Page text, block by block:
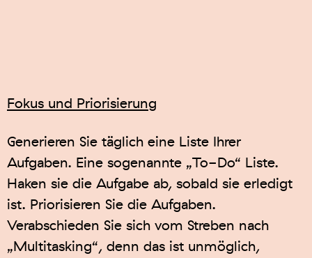
Fokus und Priorisierung
Generieren Sie täglich eine Liste Ihrer
Aufgaben. Eine sogenannte „To-Do“ Liste.
Haken sie die Aufgabe ab, sobald sie erledigt
ist. Priorisieren Sie die Aufgaben.
Verabschieden Sie sich vom Streben nach
„Multitasking“, denn das ist unmöglich,